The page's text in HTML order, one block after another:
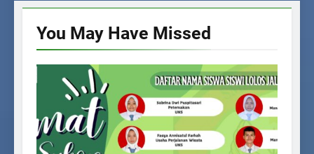
You May Have Missed
BERITA SEKOLAH